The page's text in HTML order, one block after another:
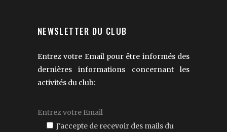
NEWSLETTER DU CLUB
Entrez votre Email pour être informés des
dernières informations concernant les
activités du club:
J'accepte de recevoir des mails du